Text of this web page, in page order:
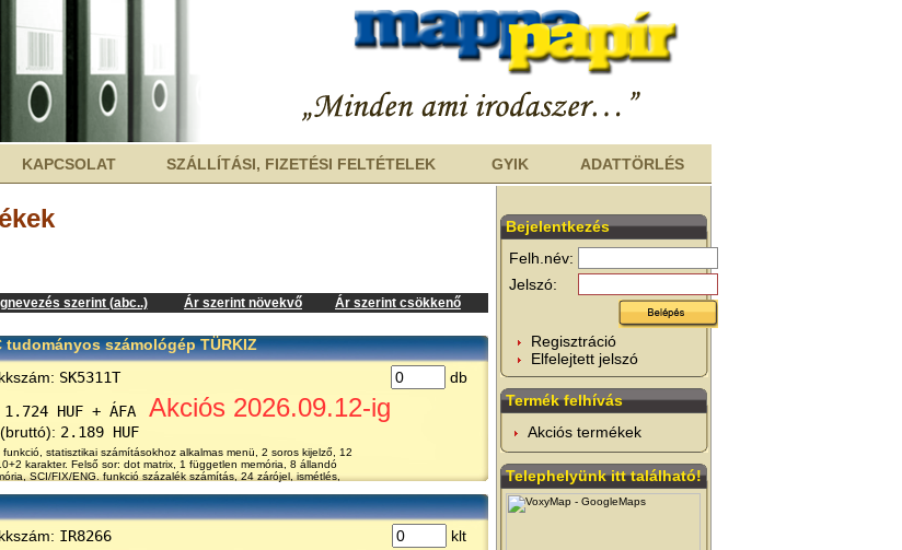
KAPCSOLAT SZÁLLÍTÁSI, FIZETÉSI FELTÉTELEK GYIK ADATTÖRLÉS
szerint (abc..) Ár szerint növekvő Ár szerint csökkenő
tudományos számológép TÜRKIZ
SK5311T
db
1.724 HUF + ÁFA Akciós 2026.09.12-ig
2.189 HUF
funkció, statisztikai számításokhoz alkalmas menü, 2 soros kijelző, 12
karakter. Felső sor: dot matrix, 1 független memória, 8 állandó
SCI/FIX/ENG. funkció százalék számítás, 24 zárójel, ismétlés,
IR8266
klt
Bejelentkezés
Felh.név:
Jelszó:
Regisztráció
Elfelejtett jelszó
Termék felhívás
Akciós termékek
Telephelyünk itt található!